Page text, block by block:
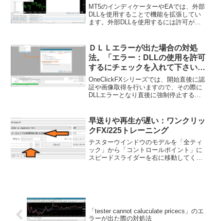
MT5のインディケーターやEAでは、外部
DLLを使用することで機能を拡張してい
ます。外部DLLを使用するには許可が必
インディケーター設定の...
ＤＬＬエラーが出た場合の対処
法。「エラー：DLLの使用を許可
するにチェックを入れて下さい」
と表示される
OneClickFXシリーズでは、開始直後に認
証や画像取得を行いますので、その際に
DLLエラーとなり直後に強制停止するこ
た場合は、こちらの方法でDLLの利用を
許可する...
早送りや再生が遅い：ワンクリッ
クFX/225トレーニング
テスターウインドウのモデルを「全ティ
ック」から「コントロールポイント」に
スピードスライダーを右に移動してくだ
「tester cannot caluculate pricecs」のエ
ラーが出た際の対処法